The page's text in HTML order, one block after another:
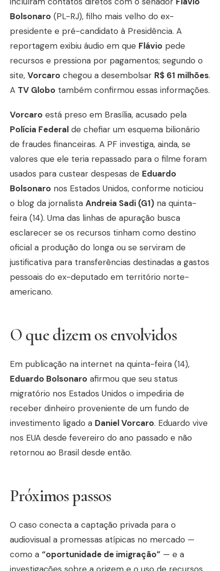
Bolsonaro (PL-RJ), filho mais velho do ex-
presidente e pré-candidato à Presidência. A
reportagem exibiu áudio em que Flávio pede
recursos e pressiona por pagamentos; segundo o
site, Vorcaro chegou a desembolsar R$ 61 milhões.
A TV Globo também confirmou essas informações.
Vorcaro está preso em Brasília, acusado pela
Polícia Federal de chefiar um esquema bilionário
de fraudes financeiras. A PF investiga, ainda, se
valores que ele teria repassado para o filme foram
usados para custear despesas de Eduardo
Bolsonaro nos Estados Unidos, conforme noticiou
o blog da jornalista Andreia Sadi (G1) na quinta-
feira (14). Uma das linhas de apuração busca
esclarecer se os recursos tinham como destino
oficial a produção do longa ou se serviram de
justificativa para transferências destinadas a gastos
pessoais do ex-deputado em território norte-
americano.
O que dizem os envolvidos
Em publicação na internet na quinta-feira (14),
Eduardo Bolsonaro afirmou que seu status
migratório nos Estados Unidos o impediria de
receber dinheiro proveniente de um fundo de
investimento ligado a Daniel Vorcaro. Eduardo vive
nos EUA desde fevereiro do ano passado e não
retornou ao Brasil desde então.
Próximos passos
O caso conecta a captação privada para o
audiovisual a promessas atípicas no mercado —
como a “oportunidade de imigração” — e a